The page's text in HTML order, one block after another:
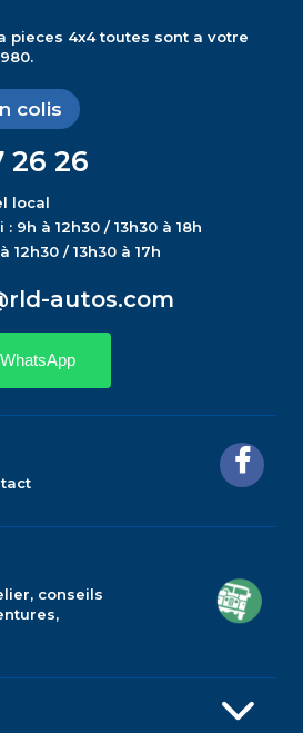
pieces 4x4 toutes sont a votre
colis
26 26
local
9h à 12h30 / 13h30 à 18h
12h30 / 13h30 à 17h
autos.com
conseils